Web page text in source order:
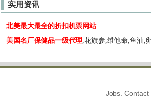
实用资讯
北美最大最全的折扣机票网站
美国名厂保健品一级代理,花旗参,维他命,鱼油,
Jobs. Contact